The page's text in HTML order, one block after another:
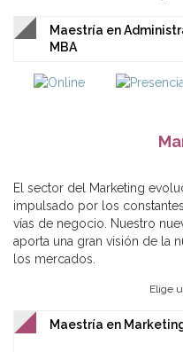
Maestría en
MBA
El sector del Marketing
impulsado por los
vías de negocio. Nuestro
aporta una gran visión de la
los mercados.
Elige
Maestría en